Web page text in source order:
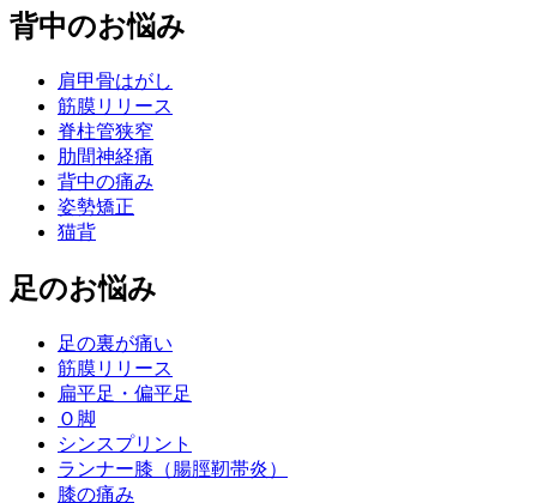
背中のお悩み
肩甲骨はがし
筋膜リリース
脊柱管狭窄
肋間神経痛
背中の痛み
姿勢矯正
猫背
足のお悩み
足の裏が痛い
筋膜リリース
扁平足・偏平足
Ｏ脚
シンスプリント
ランナー膝（腸脛靭帯炎）
膝の痛み